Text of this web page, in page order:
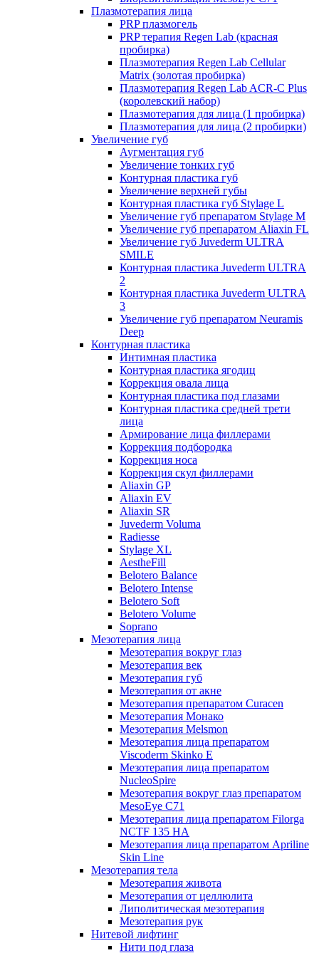
Плазмотерапия лица
PRP плазмогель
PRP терапия Regen Lab (красная
пробирка)
Плазмотерапия Regen Lab Cellular
Matrix (золотая пробирка)
Плазмотерапия Regen Lab ACR-C Plus
(королевский набор)
Плазмотерапия для лица (1 пробирка)
Плазмотерапия для лица (2 пробирки)
Увеличение губ
Аугментация губ
Увеличение тонких губ
Контурная пластика губ
Увеличение верхней губы
Контурная пластика губ Stylage L
Увеличение губ препаратом Stylage M
Увеличение губ препаратом Aliaxin FL
Увеличение губ Juvederm ULTRA
SMILE
Контурная пластика Juvederm ULTRA
2
Контурная пластика Juvederm ULTRA
3
Увеличение губ препаратом Neuramis
Deep
Контурная пластика
Интимная пластика
Контурная пластика ягодиц
Коррекция овала лица
Контурная пластика под глазами
Контурная пластика средней трети
лица
Армирование лица филлерами
Коррекция подбородка
Коррекция носа
Коррекция скул филлерами
Aliaxin GP
Aliaxin EV
Aliaxin SR
Juvederm Voluma
Radiesse
Stylage XL
AestheFill
Belotero Balance
Belotero Intense
Belotero Soft
Belotero Volume
Soprano
Мезотерапия лица
Мезотерапия вокруг глаз
Мезотерапия век
Мезотерапия губ
Мезотерапия от акне
Мезотерапия препаратом Curacen
Мезотерапия Монако
Мезотерапия Melsmon
Мезотерапия лица препаратом
Viscoderm Skinko E
Мезотерапия лица препаратом
NucleoSpire
Мезотерапия вокруг глаз препаратом
MesoEye С71
Мезотерапия лица препаратом Filorga
NCTF 135 HA
Мезотерапия лица препаратом Apriline
Skin Line
Мезотерапия тела
Мезотерапия живота
Мезотерапия от целлюлита
Липолитическая мезотерапия
Мезотерапия рук
Нитевой лифтинг
Нити под глаза